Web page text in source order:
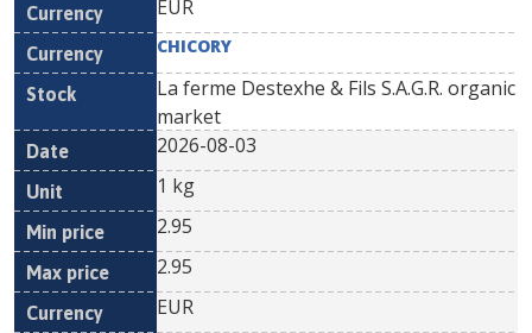
EUR
CHICORY
La ferme Destexhe & Fils S.A.G.R. organic
market
2026-08-03
1 kg
2.95
2.95
EUR